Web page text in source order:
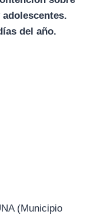
del año.
(Municipio